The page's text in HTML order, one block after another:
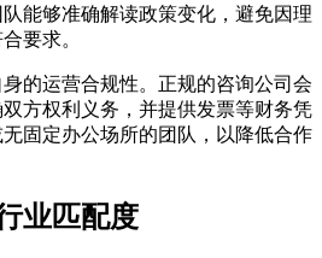
能够准确解读政策变化，避免因理
要求。
的运营合规性。正规的咨询公司会
方权利义务，并提供发票等财务凭
固定办公场所的团队，以降低合作
业匹配度